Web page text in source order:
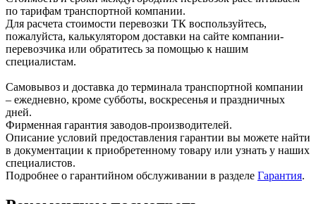
по тарифам транспортной компании.
Для расчета стоимости перевозки ТК воспользуйтесь,
пожалуйста, калькулятором доставки на сайте компании-
перевозчика или обратитесь за помощью к нашим
специалистам.
Самовывоз и доставка до терминала транспортной компании
– ежедневно, кроме субботы, воскресенья и праздничных
дней.
Фирменная гарантия заводов-производителей.
Описание условий предоставления гарантии вы можете найти
в документации к приобретенному товару или узнать у наших
специалистов.
Подробнее о гарантийном обслуживании в разделе Гарантия.